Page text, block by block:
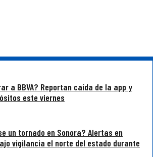
a BBVA? Reportan caída de la app y
este viernes
un tornado en Sonora? Alertas en
vigilancia el norte del estado durante